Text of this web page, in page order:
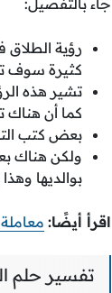
رؤية
كثيرة سوف
تشير هذه
كما أن هناك
بعض كتب
ولكن هناك
بوالديها
اقرأ أيضًا:
تفسير حلم